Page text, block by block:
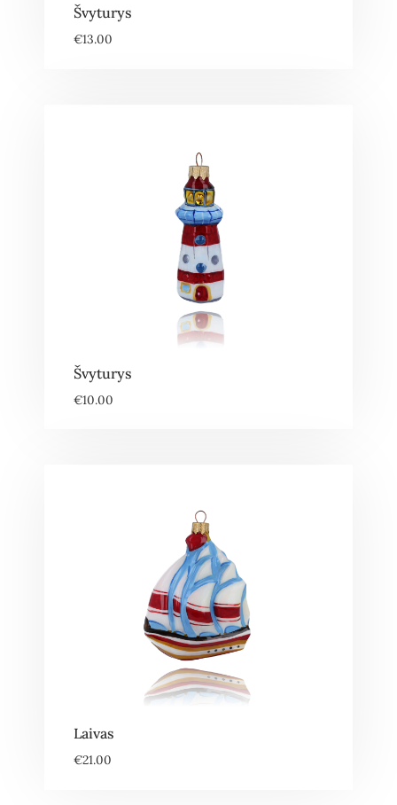
Švyturys
€13.00
Švyturys
€10.00
Laivas
€21.00